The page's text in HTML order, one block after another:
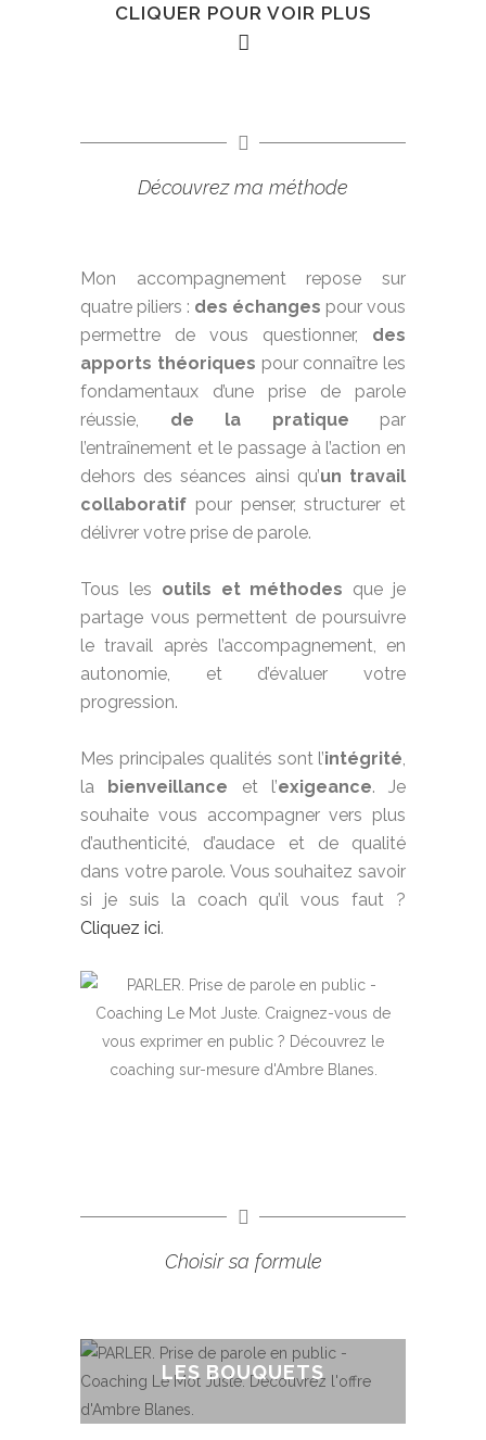
CLIQUER POUR VOIR PLUS
professionnel ou particulier, débutant ou
d’avoir un public face à soi pour ça !
VOUS SOUHAITEZ
ÊTRE CAPABLE
DE
Vous faire entendre et faire valoriser vos
idées ;
Transmettre avec conviction ;Susciter
de l’intérêt ;
Développer votre charisme ; Exprimer
votre personnalité
Optimiser votre langage corporel
Structurer votre propos ; Accroître votre
leadership
Une intervention orale en public : réunion
professionnelle, présentation de projet,
discours,oral de concours ou d’examen,
c onférence,talk TEDx… ;
L’enregistrement d’une vidéo ;
L’animation d’un webinaire
Découvrez ma méthode
Mon accompagnement repose sur
quatre piliers : des échanges pour vous
permettre de vous questionner, des
apports théoriques pour connaître les
fondamentaux d’une prise de parole
réussie, de la pratique par
l’entraînement et le passage à l’action en
dehors des séances ainsi qu’un travail
collaboratif pour penser, structurer et
délivrer votre prise de parole.
Tous les outils et méthodes que je
partage vous permettent de poursuivre
le travail après l’accompagnement, en
autonomie, et d’évaluer votre
progression.
Mes principales qualités sont l’intégrité
la bienveillance et l’exigeance. Je
souhaite vous accompagner vers plus
d’authenticité, d’audace et de qualité
dans votre parole. Vous souhaitez savoir
si je suis la coach qu’il vous faut ?
Cliquez ici.
Choisir sa formule
LES BOUQUETS